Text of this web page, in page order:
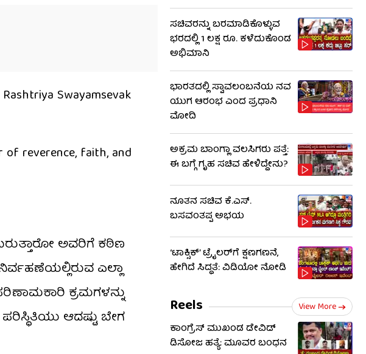
Swayamsevak
of reverence, faith, and
ಅವರಿಗೆ ಕಠಿಣ
ಎಲ್ಲಾ
ಕ್ರಮಗಳನ್ನು
ಆದಷ್ಟು ಬೇಗ
ಸಚಿವರನ್ನು ಬರಮಾಡಿಕೊಳ್ಳುವ
ಭರದಲ್ಲಿ 1 ಲಕ್ಷ ರೂ. ಕಳೆದುಕೊಂಡ
ಅಭಿಮಾನಿ
ಭಾರತದಲ್ಲಿ ಸ್ವಾವಲಂಬನೆಯ ನವ
ಯುಗ ಆರಂಭ ಎಂದ ಪ್ರಧಾನಿ
ಮೋದಿ
ಅಕ್ರಮ ಬಾಂಗ್ಲಾ ವಲಸಿಗರು ಪತ್ತೆ:
ಈ ಬಗ್ಗೆ ಗೃಹ ಸಚಿವ ಹೇಳಿದ್ದೇನು?
ನೂತನ ಸಚಿವ ಕೆ.ಎಸ್.
ಬಸವಂತಪ್ಪ ಅಭಯ
‘ಟಾಕ್ಸಿಕ್’ ಟ್ರೈಲರ್​​ಗೆ ಕ್ಷಣಗಣನೆ,
ಹೇಗಿದೆ ಸಿದ್ಧತೆ: ವಿಡಿಯೋ ನೋಡಿ
Reels View More
ಕಾಂಗ್ರೆಸ್ ಮುಖಂಡ ಡೇವಿಡ್
ಡಿಸೋಜ ಹತ್ಯೆ: ಮೂವರ ಬಂಧನ